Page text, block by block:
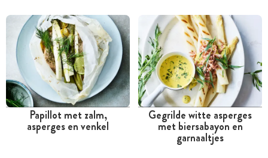
Tussen 30 minuten en 1
Papillot met zalm,
asperges en venkel
Tussen 30 minuten en 1
Gegrilde witte asperges
met biersabayon en
garnaaltjes